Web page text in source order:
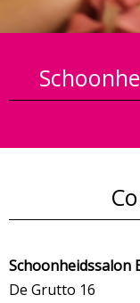
Schoonheidssalon
De Grutto 16